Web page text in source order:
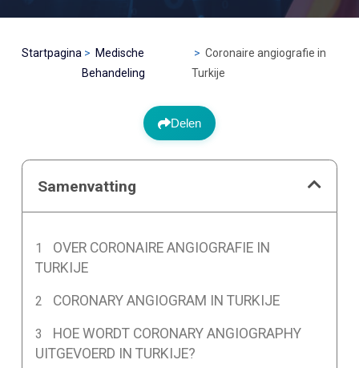
Startpagina
Medische
Behandeling
Coronaire angiografie in
Turkije
Delen
Samenvatting
OVER CORONAIRE ANGIOGRAFIE IN
TURKIJE
CORONARY ANGIOGRAM IN TURKIJE
HOE WORDT CORONARY ANGIOGRAPHY
UITGEVOERD IN TURKIJE?